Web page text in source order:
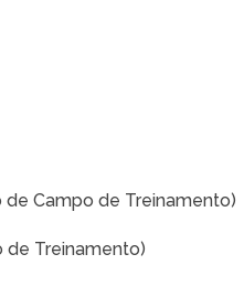
de Campo de Treinamento)
de Treinamento)